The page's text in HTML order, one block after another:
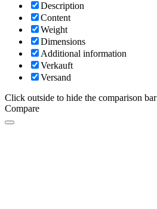
Description
Content
Weight
Dimensions
Additional information
Verkauft
Versand
Click outside to hide the comparison bar
Compare